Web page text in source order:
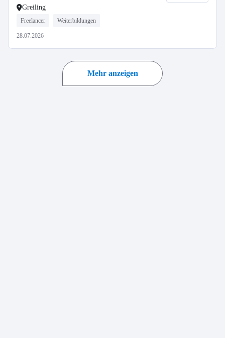
Greiling
Freelancer Weiterbildungen
28.07.2026
Mehr anzeigen